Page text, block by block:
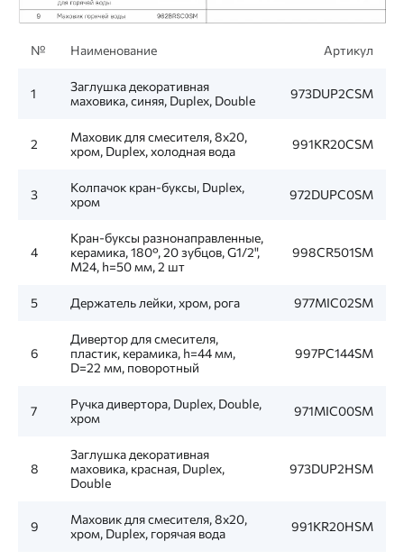
№ Наименование Артикул
1
Заглушка декоративная
маховика, синяя, Duplex, Double
973DUP2CSM
2
Маховик для смесителя, 8x20,
хром, Duplex, холодная вода
991KR20CSM
3
Колпачок кран-буксы, Duplex,
хром
972DUPC0SM
4
Кран-буксы разнонаправленные,
керамика, 180°, 20 зубцов, G1/2",
M24, h=50 мм, 2 шт
998CR501SM
5 Держатель лейки, хром, рога 977MIC02SM
6
Дивертор для смесителя,
пластик, керамика, h=44 мм,
D=22 мм, поворотный
997PC144SM
7
Ручка дивертора, Duplex, Double,
хром
971MIC00SM
8
Заглушка декоративная
маховика, красная, Duplex,
Double
973DUP2HSM
9
Маховик для смесителя, 8x20,
хром, Duplex, горячая вода
991KR20HSM